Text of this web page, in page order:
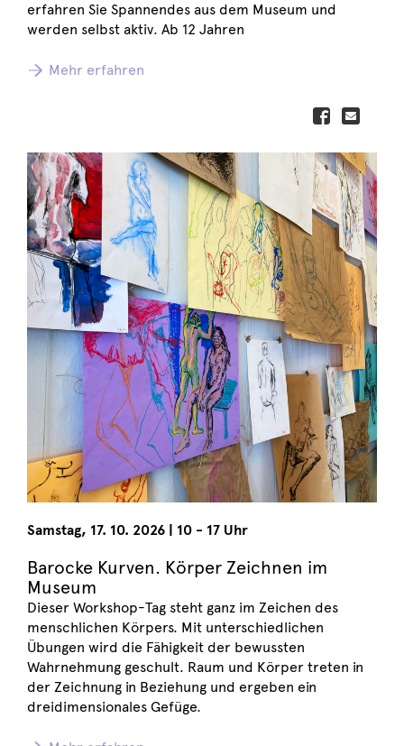
erfahren Sie Spannendes aus dem Museum und
werden selbst aktiv. Ab 12 Jahren
Mehr erfahren
Samstag, 17. 10. 2026 10 - 17 Uhr
Barocke Kurven. Körper Zeichnen im
Museum
Dieser Workshop-Tag steht ganz im Zeichen des
menschlichen Körpers. Mit unterschiedlichen
Übungen wird die Fähigkeit der bewussten
Wahrnehmung geschult. Raum und Körper treten in
der Zeichnung in Beziehung und ergeben ein
dreidimensionales Gefüge.